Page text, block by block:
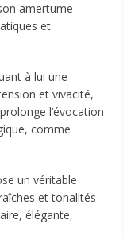
amertume
et
à lui une
et vivacité,
l’évocation
comme
un véritable
et tonalités
élégante,